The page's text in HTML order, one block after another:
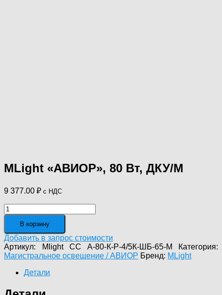
MLight «АВИОР», 80 Вт, ДКУ/М
9 377.00 ₽ с НДС
Количество
товара
MLight
«АВИОР»,
80
Вт,
ДКУ/
В корзину
Добавить в запрос стоимости
Артикул:
Mlight CC A-80-К-Р-4/5К-ШБ-65-М
Категория:
Магистральное освещение / АВИОР Бренд: MLight
Детали